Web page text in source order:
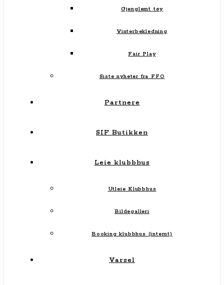
Gjenglemt tøy
Vinterbekledning
Fair Play
Siste nyheter fra FFO
Partnere
SIF Butikken
Leie klubbhus
Utleie Klubbhus
Bildegalleri
Booking klubbhus (internt)
Varsel